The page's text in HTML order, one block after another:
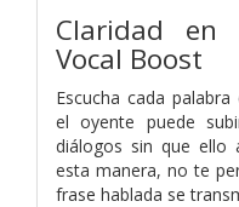
Claridad en
Vocal Boost
Escucha cada
el oyente puede
diálogos sin que ello
esta manera, no te
frase hablada se